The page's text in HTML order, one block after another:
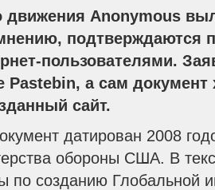
движения Anonymous
пользователями.
Pastebin, а сам
сайт.
датирован 2008
обороны США. В
по созданию Глобальной